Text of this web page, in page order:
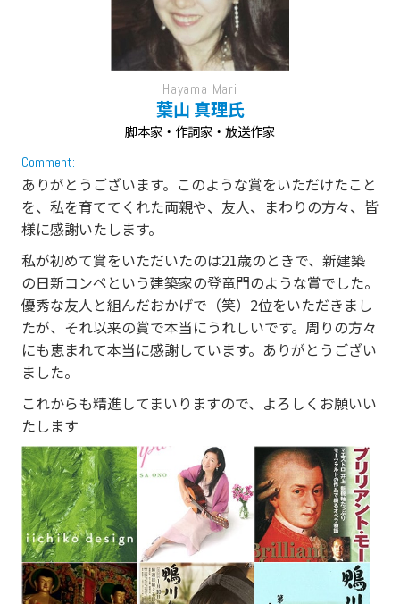
Hayama Mari
葉山 真理氏
脚本家・作詞家・放送作家
Comment:
ありがとうございます。このような賞をいただけたこと
を、私を育ててくれた両親や、友人、まわりの方々、皆
様に感謝いたします。
私が初めて賞をいただいたのは21歳のときで、新建築
の日新コンペという建築家の登竜門のような賞でした。
優秀な友人と組んだおかげで（笑）2位をいただきまし
たが、それ以来の賞で本当にうれしいです。周りの方々
にも恵まれて本当に感謝しています。ありがとうござい
ました。
これからも精進してまいりますので、よろしくお願いい
たします